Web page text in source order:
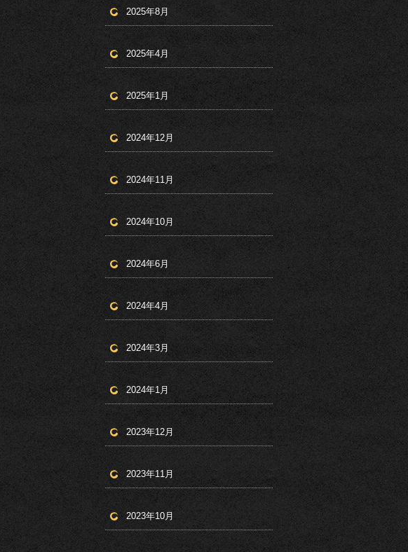
2025年8月
2025年4月
2025年1月
2024年12月
2024年11月
2024年10月
2024年6月
2024年4月
2024年3月
2024年1月
2023年12月
2023年11月
2023年10月